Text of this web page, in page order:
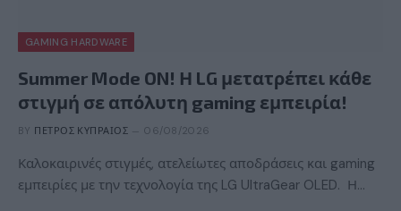
GAMING HARDWARE
Summer Mode ON! Η LG μετατρέπει κάθε
στιγμή σε απόλυτη gaming εμπειρία!
BY ΠΈΤΡΟΣ ΚΥΠΡΑΊΟΣ 06/08/2026
Καλοκαιρινές στιγμές, ατελείωτες αποδράσεις και gaming
εμπειρίες με την τεχνολογία της LG UltraGear OLED. Η…